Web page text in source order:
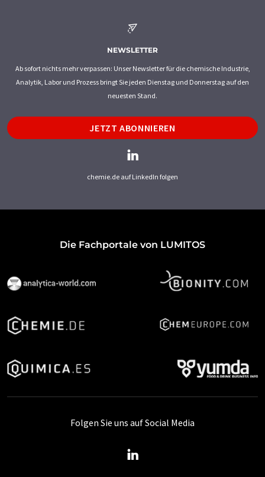
NEWSLETTER
Ab sofort nichts mehr verpassen: Unser Newsletter für die chemische Industrie,
Analytik, Labor und Prozess bringt Sie jeden Dienstag und Donnerstag auf den
neuesten Stand.
JETZT ABONNIEREN
chemie.de auf LinkedIn folgen
Die Fachportale von LUMITOS
Folgen Sie uns auf Social Media